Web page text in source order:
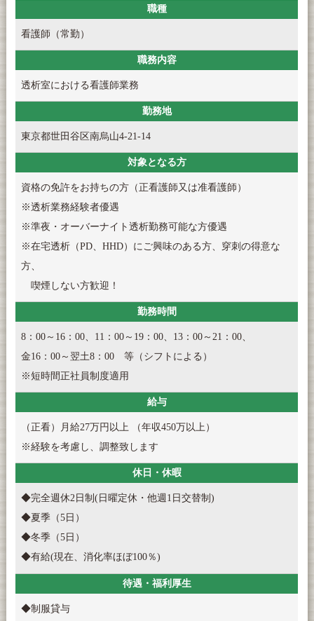
職種
看護師（常勤）
職務内容
透析室における看護師業務
勤務地
東京都世田谷区南烏山4-21-14
対象となる方
資格の免許をお持ちの方（正看護師又は准看護師）
※透析業務経験者優遇
※準夜・オーバーナイト透析勤務可能な方優遇
※在宅透析（PD、HHD）にご興味のある方、穿刺の得意な
方、
喫煙しない方歓迎！
勤務時間
8：00～16：00、11：00～19：00、13：00～21：00、
金16：00～翌土8：00 等（シフトによる）
※短時間正社員制度適用
給与
（正看）月給27万円以上 （年収450万以上）
※経験を考慮し、調整致します
休日・休暇
◆完全週休2日制(日曜定休・他週1日交替制)
◆夏季（5日）
◆冬季（5日）
◆有給(現在、消化率ほぼ100％)
待遇・福利厚生
◆制服貸与